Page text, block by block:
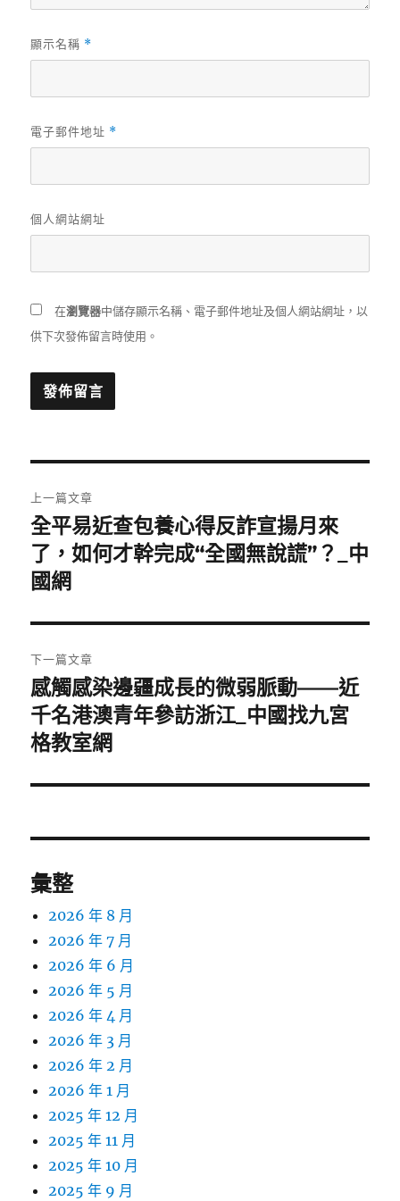
顯示名稱 *
電子郵件地址 *
個人網站網址
在瀏覽器中儲存顯示名稱、電子郵件地址及個人網站網址，以
供下次發佈留言時使用。
章
導
覽
上一篇文章
上
一
篇
章:
全平易近查包養心得反詐宣揚月來
了，如何才幹完成“全國無說謊”？_中
國網
下一篇文章
下
一
篇
章:
感觸感染邊疆成長的微弱脈動——近
千名港澳青年參訪浙江_中國找九宮
格教室網
彙整
2026 年 8 月
2026 年 7 月
2026 年 6 月
2026 年 5 月
2026 年 4 月
2026 年 3 月
2026 年 2 月
2026 年 1 月
2025 年 12 月
2025 年 11 月
2025 年 10 月
2025 年 9 月